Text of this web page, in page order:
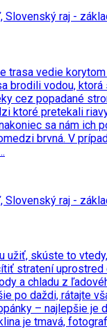
Slovenský raj -
trasa vedie
brodili vodou,
cez popadané
ktoré pretekali
sa nám ich
brvná. V
Slovenský raj -
užiť, skúste to
stratení uprostred
a chladu z
po daždi, rátajte
– najlepšie je
je tmavá,